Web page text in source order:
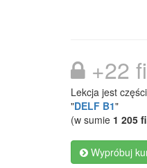
+22
Lekcja jest
"DELF B1"
(w sumie 1 205
Wypróbuj